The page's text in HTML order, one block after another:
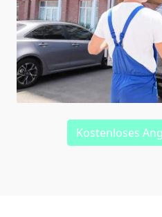
Kostenloses